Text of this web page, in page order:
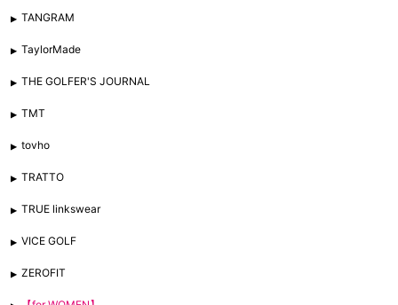
TANGRAM
TaylorMade
THE GOLFER'S JOURNAL
TMT
tovho
TRATTO
TRUE linkswear
VICE GOLF
ZEROFIT